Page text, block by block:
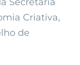
Criativa,
de